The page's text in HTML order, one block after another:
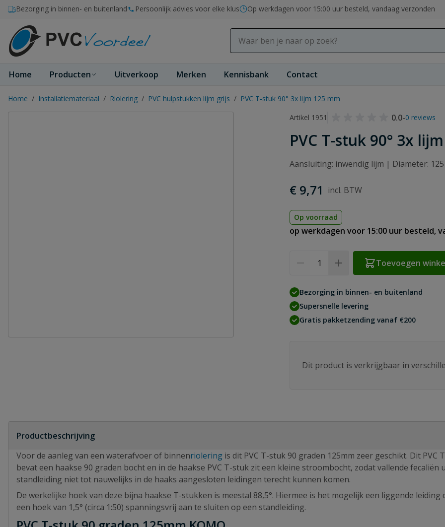
Ga naar de inhoud
Bezorging in binnen- en buitenland Persoonlijk advies voor elke klus Op werkdagen voor 15:00 uur besteld, vandaag verzonden
Home Producten Uitverkoop Merken Kennisbank Contact
Home / Installatiemateriaal / Riolering / PVC hulpstukken lijm grijs / PVC T-stuk 90° 3x lijm 125 mm
Artikel 1951
0.0-0 reviews
PVC T-stuk 90° 3x
Aansluiting: inwendig lijm | Diameter:
€ 9,71
Op voorraad
op werkdagen voor 15:00 uur besteld,
Toevoegen
Bezorging in binnen- en buitenland
Supersnelle levering
Gratis pakketzending vanaf €200
Dit product is verkrijgbaar in
Productbeschrijving
Voor de aanleg van een waterafvoer of binnenriolering is dit PVC T-stuk 90 graden 125mm zeer geschikt. Dit PVC
bevat een haakse 90 graden bocht en in de haakse PVC T-stuk zit een kleine stroombocht, zodat vallende fecaliën
standleiding niet tot nauwelijks in de haaks aangesloten leidingen terecht kunnen komen.
De werkelijke hoek van deze bijna haakse T-stukken is meestal 88,5°. Hiermee is het mogelijk een liggende leiding
een hoek van 1,5° (circa 1:50) spanningsvrij aan te sluiten op een standleiding.